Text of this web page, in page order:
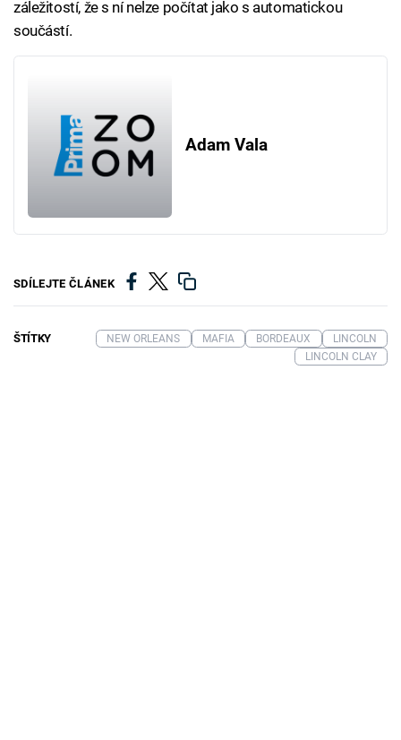
záležitostí, že s ní nelze počítat jako s automatickou
součástí.
Adam Vala
SDÍLEJTE ČLÁNEK
ŠTÍTKY NEW ORLEANS MAFIA BORDEAUX
LINCOLN
LINCOLN CLAY